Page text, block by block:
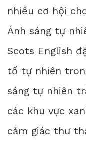
nhiều cơ hội
Ánh sáng tự
Scots English
tố tự nhiên
sáng tự nhiên
các khu vực
cảm giác thư